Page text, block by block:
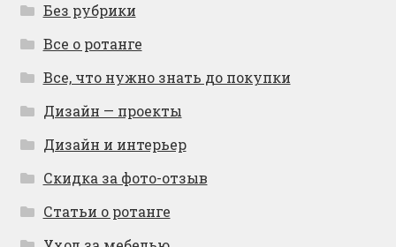
Без рубрики
Все о ротанге
Все, что нужно знать до покупки
Дизайн — проекты
Дизайн и интерьер
Скидка за фото-отзыв
Статьи о ротанге